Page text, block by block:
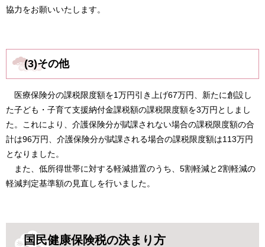
協力をお願いいたします。
(3)その他
医療保険分の課税限度額を1万円引き上げ67万円、新たに創設し
た子ども・子育て支援納付金課税額の課税限度額を3万円としまし
た。これにより、介護保険分が賦課されない場合の課税限度額の合
計は96万円、介護保険分が賦課される場合の課税限度額は113万円
となりました。
また、低所得世帯に対する軽減措置のうち、5割軽減と2割軽減の
軽減判定基準額の見直しを行いました。
国民健康保険税の決まり方